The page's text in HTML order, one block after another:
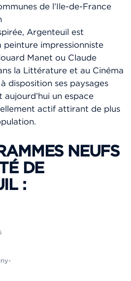
de l’Ile-de-France
Argenteuil est
peinture impressionniste
Manet ou Claude
la Littérature et au Cinéma
disposition ses paysages
aujourd’hui un espace
actif attirant de plus
NEUFS
DE
: